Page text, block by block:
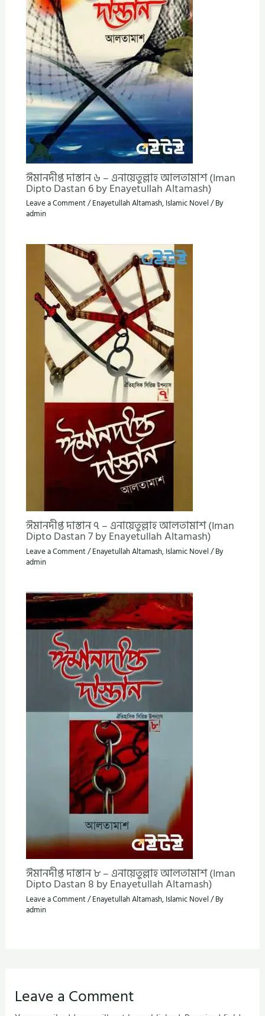
ঈমানদীপ্ত দাস্তান ৬ – এনায়েতুল্লাহ আলতামাশ (Iman
Dipto Dastan 6 by Enayetullah Altamash)
Leave a Comment/Enayetullah Altamash, Islamic Novel / By
admin
ঈমানদীপ্ত দাস্তান ৭ – এনায়েতুল্লাহ আলতামাশ (Iman
Dipto Dastan 7 by Enayetullah Altamash)
Leave a Comment/Enayetullah Altamash, Islamic Novel / By
admin
ঈমানদীপ্ত দাস্তান ৮ – এনায়েতুল্লাহ আলতামাশ (Iman
Dipto Dastan 8 by Enayetullah Altamash)
Leave a Comment/Enayetullah Altamash, Islamic Novel / By
admin
Leave a Comment